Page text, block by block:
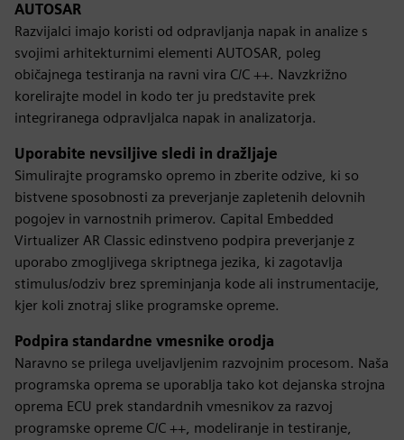
AUTOSAR
Razvijalci imajo koristi od odpravljanja napak in analize s
svojimi arhitekturnimi elementi AUTOSAR, poleg
običajnega testiranja na ravni vira C/C ++. Navzkrižno
korelirajte model in kodo ter ju predstavite prek
integriranega odpravljalca napak in analizatorja.
Uporabite nevsiljive sledi in dražljaje
Simulirajte programsko opremo in zberite odzive, ki so
bistvene sposobnosti za preverjanje zapletenih delovnih
pogojev in varnostnih primerov. Capital Embedded
Virtualizer AR Classic edinstveno podpira preverjanje z
uporabo zmogljivega skriptnega jezika, ki zagotavlja
stimulus/odziv brez spreminjanja kode ali instrumentacije,
kjer koli znotraj slike programske opreme.
Podpira standardne vmesnike orodja
Naravno se prilega uveljavljenim razvojnim procesom. Naša
programska oprema se uporablja tako kot dejanska strojna
oprema ECU prek standardnih vmesnikov za razvoj
programske opreme C/C ++, modeliranje in testiranje,